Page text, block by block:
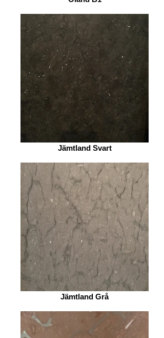
Jämtland Svart
Jämtland Grå